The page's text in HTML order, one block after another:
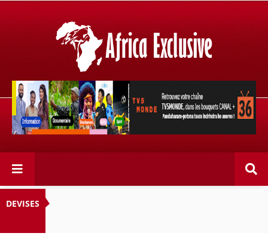
Retrouvez votre chaîne @TV5MONDE, dans les bouquets
CANAL+ 36 . Fandaharam-potoana tsara indrindra ho
anareo!
DEVISES